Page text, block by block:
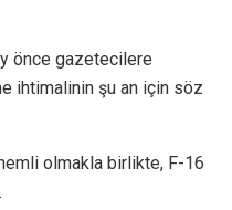
önce gazetecilere
ihtimalinin şu an için söz
olmakla birlikte, F-16